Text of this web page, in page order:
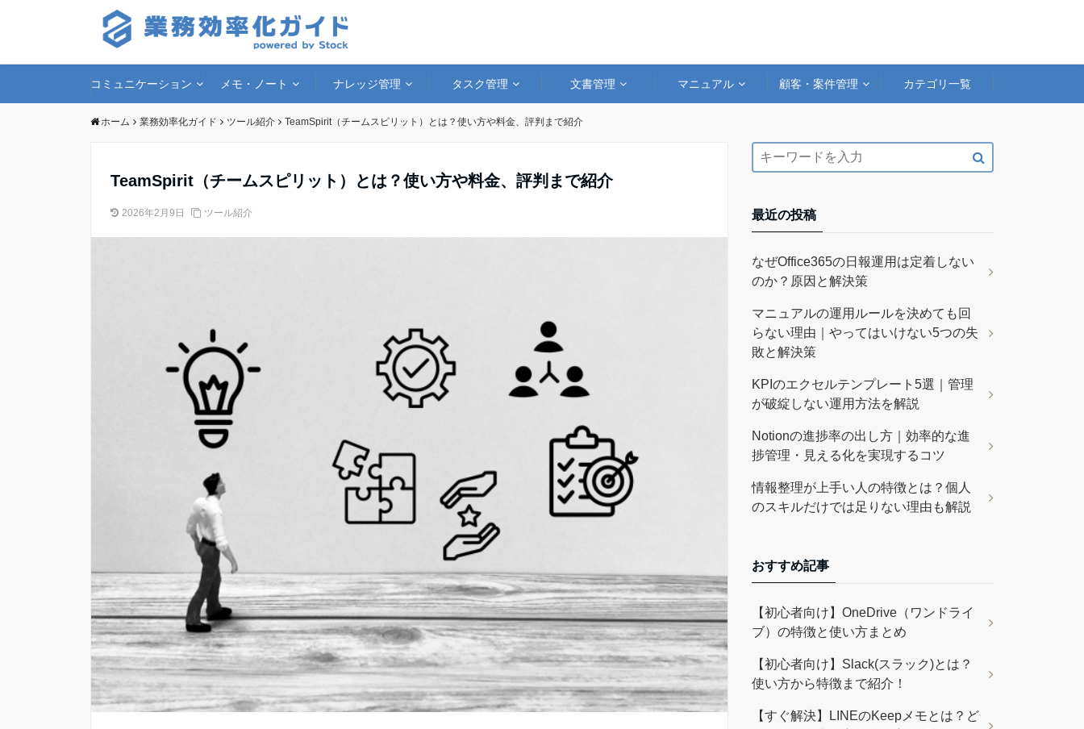
コミュニケーション メモ・ノート ナレッジ管理 タスク管理 文書管理 マニュアル 顧客・案件管理 カテゴリ一覧
ホーム 業務効率化ガイド ツール紹介 TeamSpirit（チームスピリット）とは？使い方や料金、評判まで紹介
TeamSpirit（チームスピリット）とは？使い方や料金、評判まで紹介
2026年2月9日 ツール紹介 最近の投稿
なぜOffice365の日報運用は定着しない
のか？原因と解決策
マニュアルの運用ルールを決めても回
らない理由｜やってはいけない5つの失
敗と解決策
KPIのエクセルテンプレート5選｜管理
が破綻しない運用方法を解説
Notionの進捗率の出し方｜効率的な進
捗管理・見える化を実現するコツ
情報整理が上手い人の特徴とは？個人
のスキルだけでは足りない理由も解説
おすすめ記事
【初心者向け】OneDrive（ワンドライ
ブ）の特徴と使い方まとめ
【初心者向け】Slack(スラック)とは？
使い方から特徴まで紹介！
【すぐ解決】LINEのKeepメモとは？ど